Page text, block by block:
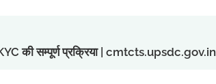
की सम्पूर्ण प्रक्रिया | cmtcts.upsdc.gov.in